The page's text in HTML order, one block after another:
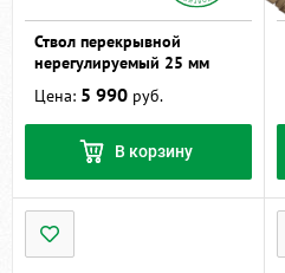
Ствол перекрывной
нерегулируемый 25 мм
Цена: 5 990 руб.
В корзину